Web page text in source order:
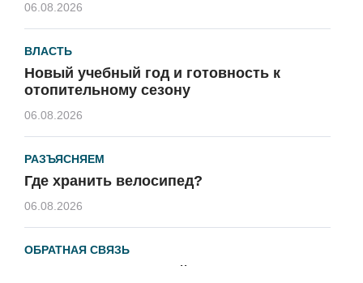
06.08.2026
ВЛАСТЬ
Новый учебный год и готовность к
отопительному сезону
06.08.2026
РАЗЪЯСНЯЕМ
Где хранить велосипед?
06.08.2026
ОБРАТНАЯ СВЯЗЬ